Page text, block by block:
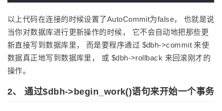
以上代码在连接的时候设置了AutoCommit为false， 也就是说
当你对数据库进行更新操作的时候， 它不会自动地把那些更
新直接写到数据库里， 而是要程序通过 $dbh->commit 来使
数据真正地写到数据库里， 或 $dbh->rollback 来回滚刚才的
操作。
2、 通过$dbh->begin_work()语句来开始一个事务